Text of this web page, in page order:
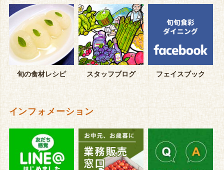
旬の食材レシピ スタッフブログ フェイスブック
インフォメーション